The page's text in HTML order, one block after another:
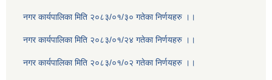
नगर कार्यपालिका मिति २०८३/०१/३० गतेका निर्णयहरु ।।
नगर कार्यपालिका मिति २०८३/०१/२४ गतेका निर्णयहरु ।।
नगर कार्यपालिका मिति २०८३/०१/०२ गतेका निर्णयहरु ।।